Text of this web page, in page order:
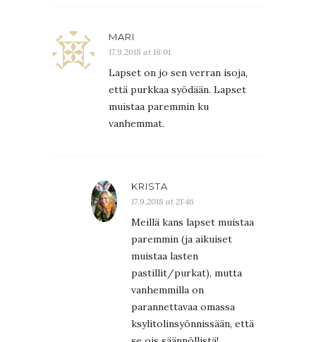
MARI
17.9.2018 at 18:01
Lapset on jo sen verran isoja,
että purkkaa syödään. Lapset
muistaa paremmin ku
vanhemmat.
KRISTA
17.9.2018 at 21:46
Meillä kans lapset muistaa
paremmin (ja aikuiset
muistaa lasten
pastillit/purkat), mutta
vanhemmilla on
parannettavaa omassa
ksylitolinsyönnissään, että